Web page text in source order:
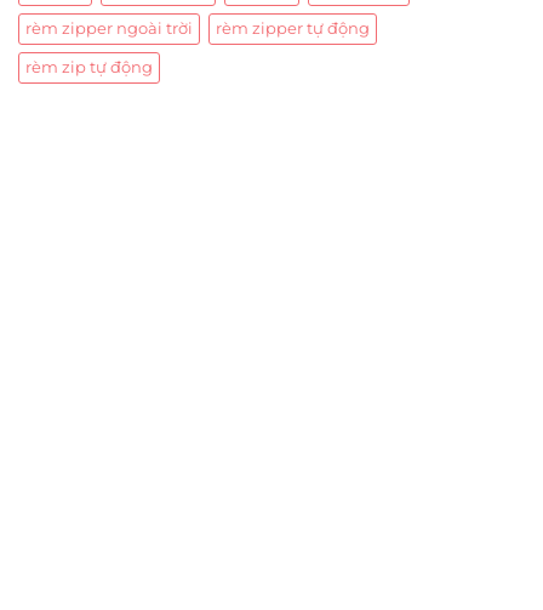
rèm zipper ngoài trời rèm zipper tự động
rèm zip tự động